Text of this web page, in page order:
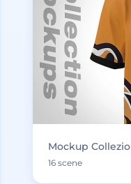
Mockup
16 scene